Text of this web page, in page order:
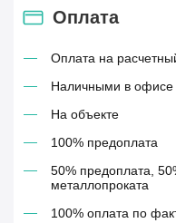
Оплата
Оплата на
Наличными в офисе
На объекте
100% предоплата
50% предоплата,
металлопроката
100% оплата по